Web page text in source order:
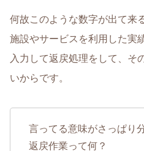
何故このような数字が出て来
施設やサービスを利用した実
入力して返戻処理をして、そ
いからです。
言ってる意味がさっぱり
返戻作業って何？